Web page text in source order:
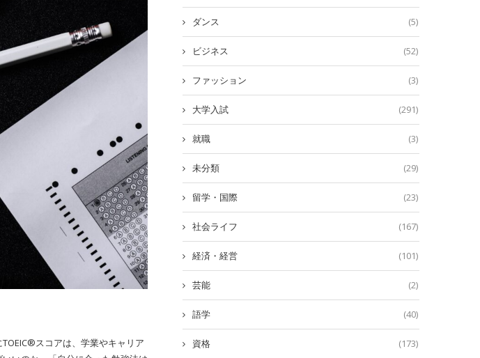
スコアは、学業やキャリア
ダンス (5)
ビジネス (52)
ファッション (3)
大学入試 (291)
就職 (3)
未分類 (29)
留学・国際 (23)
社会ライフ (167)
経済・経営 (101)
芸能 (2)
語学 (40)
資格 (173)